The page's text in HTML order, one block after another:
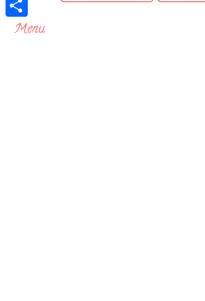
Menu
Teilen